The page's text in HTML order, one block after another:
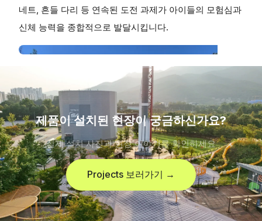
네트, 흔들 다리 등 연속된 도전 과제가 아이들의 모험심과
신체 능력을 종합적으로 발달시킵니다.
제품이 설치된 현장이 궁금하신가요?
실제 설치 사진과 현장 이야기를 확인하세요
Projects 보러가기 →